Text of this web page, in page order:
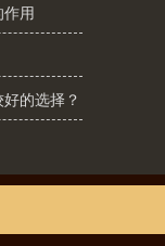
用
的选择？